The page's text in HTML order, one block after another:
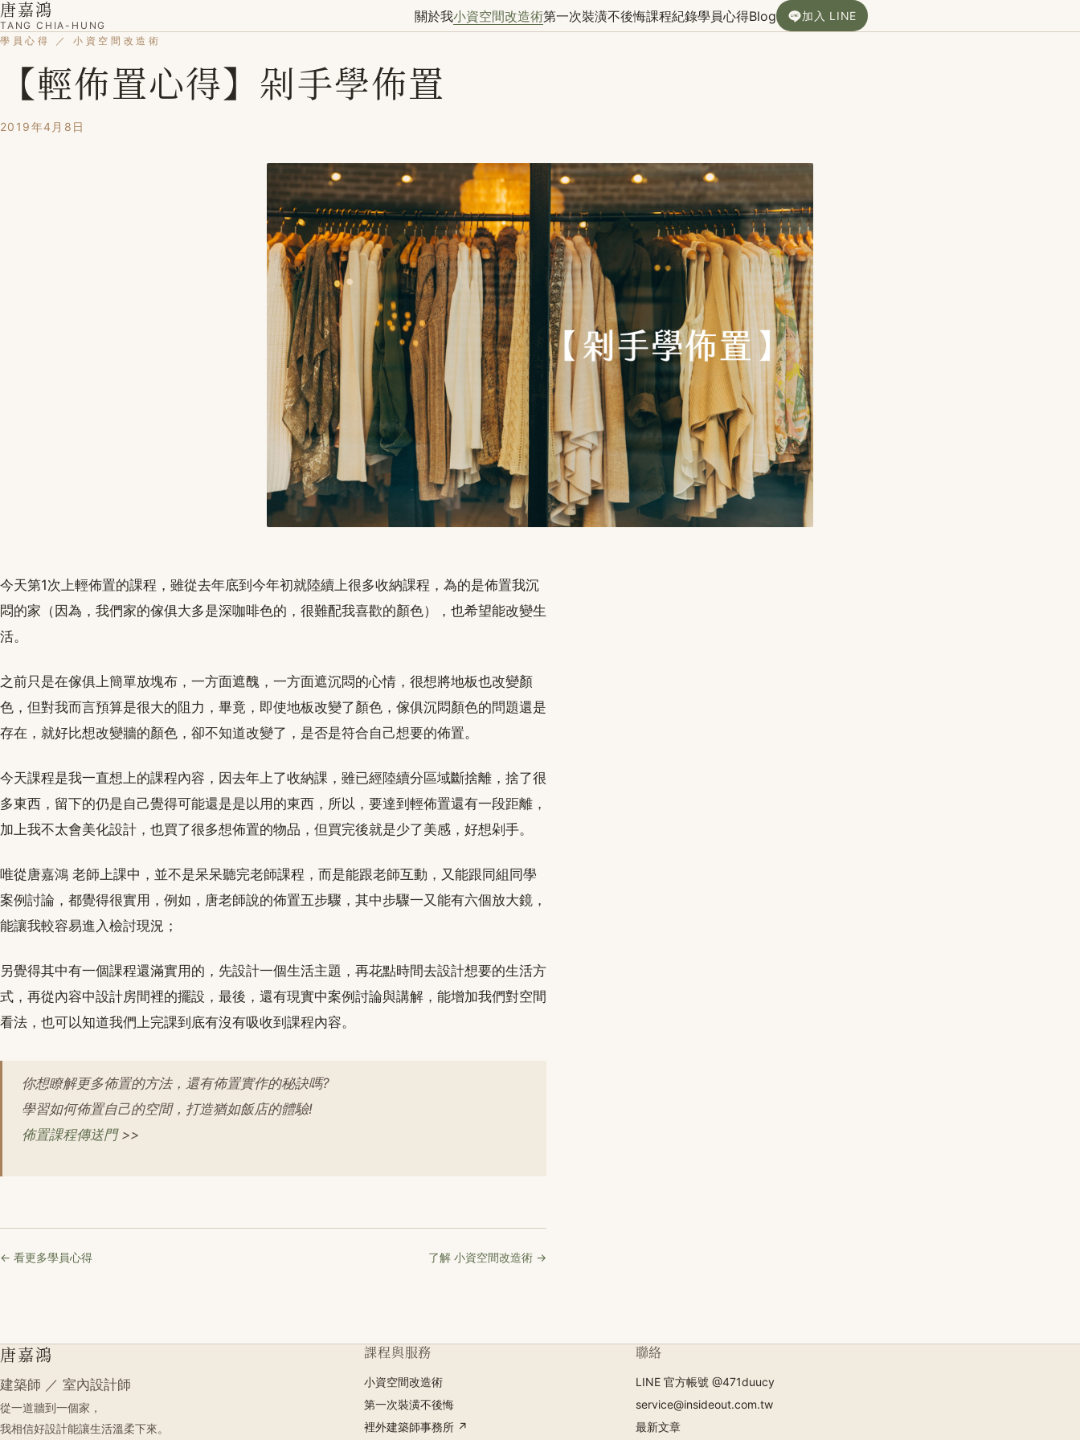
唐嘉鴻
TANG CHIA-HUNG
關於我小資空間改造術第一次裝潢不後悔課程紀錄學員心得Blog 加入 LINE
學員心得 ／ 小資空間改造術
【輕佈置心得】剁手學佈置
2019年4月8日
今天第1次上輕佈置的課程，雖從去年底到今年初就陸續上很多收納課程，為的是佈置我沉
悶的家（因為，我們家的傢俱大多是深咖啡色的，很難配我喜歡的顏色），也希望能改變生
活。
之前只是在傢俱上簡單放塊布，一方面遮醜，一方面遮沉悶的心情，很想將地板也改變顏
色，但對我而言預算是很大的阻力，畢竟，即使地板改變了顏色，傢俱沉悶顏色的問題還是
存在，就好比想改變牆的顏色，卻不知道改變了，是否是符合自己想要的佈置。
今天課程是我一直想上的課程內容，因去年上了收納課，雖已經陸續分區域斷捨離，捨了很
多東西，留下的仍是自己覺得可能還是是以用的東西，所以，要達到輕佈置還有一段距離，
加上我不太會美化設計，也買了很多想佈置的物品，但買完後就是少了美感，好想剁手。
唯從唐嘉鴻 老師上課中，並不是呆呆聽完老師課程，而是能跟老師互動，又能跟同組同學
案例討論，都覺得很實用，例如，唐老師說的佈置五步驟，其中步驟一又能有六個放大鏡，
能讓我較容易進入檢討現況；
另覺得其中有一個課程還滿實用的，先設計一個生活主題，再花點時間去設計想要的生活方
式，再從內容中設計房間裡的擺設，最後，還有現實中案例討論與講解，能增加我們對空間
看法，也可以知道我們上完課到底有沒有吸收到課程內容。
你想瞭解更多佈置的方法，還有佈置實作的秘訣嗎?
學習如何佈置自己的空間，打造猶如飯店的體驗!
佈置課程傳送門>>
← 看更多學員心得 了解 小資空間改造術 →
唐嘉鴻
建築師 ／ 室內設計師
從一道牆到一個家，
我相信好設計能讓生活溫柔下來。
課程與服務
小資空間改造術
第一次裝潢不後悔
裡外建築師事務所 ↗
聯絡
LINE 官方帳號 @471duucy
service@insideout.com.tw
最新文章